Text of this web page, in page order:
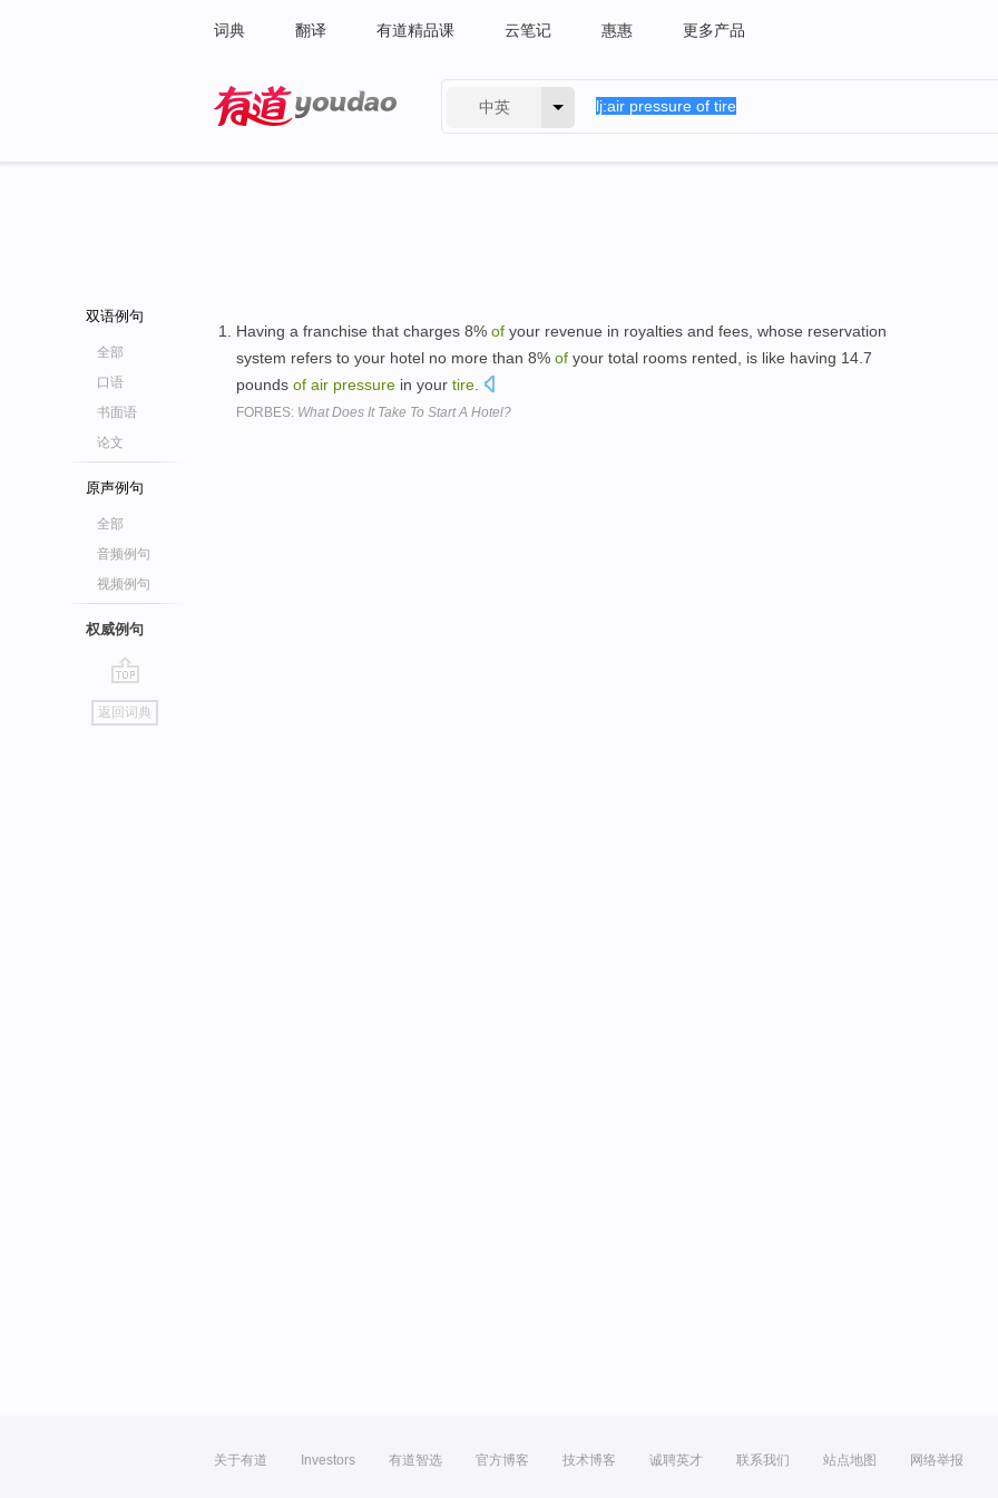
词典 翻译 有道精品课 云笔记 惠惠 更多产品
中英
双语例句
全部
口语
书面语
论文
原声例句
全部
音频例句
视频例句
权威例句
go
top
返回词典
Having a franchise that charges 8% of your revenue in royalties and fees, whose reservation
system refers to your hotel no more than 8% of your total rooms rented, is like having 14.7
pounds of air pressure in your tire
FORBES: What Does It Take To Start A Hotel?
关于有道 Investors 有道智选 官方博客 技术博客 诚聘英才 联系我们 站点地图 网络举报